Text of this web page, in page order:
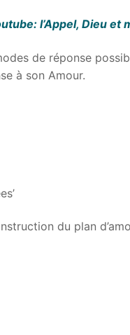
l’Appel, Dieu et
de réponse
à son Amour.
du plan